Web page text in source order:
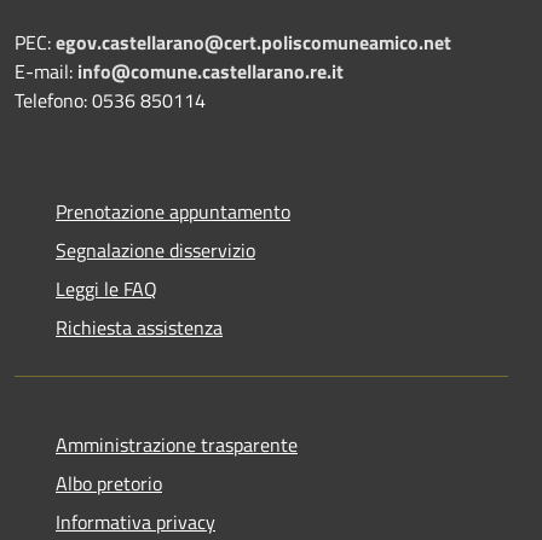
PEC:egov.castellarano@cert.poliscomuneamico.net
E-mail: info@comune.castellarano.re.it
Telefono: 0536 850114
Prenotazione appuntamento
Segnalazione disservizio
Leggi le FAQ
Richiesta assistenza
Amministrazione trasparente
Albo pretorio
Informativa privacy